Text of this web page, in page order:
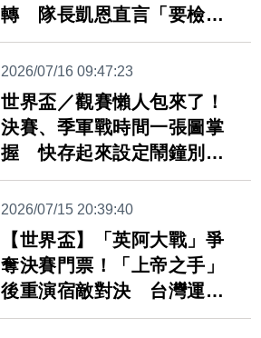
轉 隊長凱恩直言「要檢
討」
2026/07/16 09:47:23
世界盃／觀賽懶人包來了！
決賽、季軍戰時間一張圖掌
握 快存起來設定鬧鐘別錯
過
2026/07/15 20:39:40
【世界盃】「英阿大戰」爭
奪決賽門票！「上帝之手」
後重演宿敵對決 台灣運彩
賠率出爐